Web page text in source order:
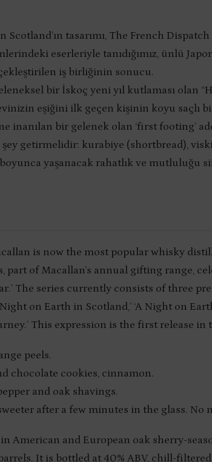
tasarımı, The French
eserleriyle tanıdığımız, ünlü
iş birliğinin sonucu.
bir İskoç yeni yıl kutlaması olan
eşiğini ilk geçen kişinin koyu saçlı
inanılan bir gelenek olan ‘first footing’
şey getirmelidir: kurabiye (shortbread),
yaşanacak rahatlık ve mutluluğu
is now the most popular whisky
part of Macallan’s annual gifting range,
The series currently consists of three
on Earth in Scotland,’ ‘A Night on Earth
This expression is the first release in
peels.
chocolate cookies, cinnamon.
and oak shavings.
after a few minutes in the glass. No
American and European oak sherry-
It is bottled at 40% ABV, chill-